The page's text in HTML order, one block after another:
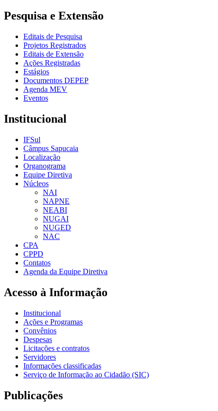
Pesquisa e Extensão
Editais de Pesquisa
Projetos Registrados
Editais de Extensão
Ações Registradas
Estágios
Documentos DEPEP
Agenda MEV
Eventos
Institucional
IFSul
Câmpus Sapucaia
Localização
Organograma
Equipe Diretiva
Núcleos
NAI
NAPNE
NEABI
NUGAI
NUGED
NAC
CPA
CPPD
Contatos
Agenda da Equipe Diretiva
Acesso à Informação
Institucional
Ações e Programas
Convênios
Despesas
Licitações e contratos
Servidores
Informações classificadas
Serviço de Informação ao Cidadão (SIC)
Publicações